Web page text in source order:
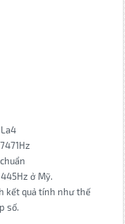
ở Mỹ.
kết quả tính như thế
số.